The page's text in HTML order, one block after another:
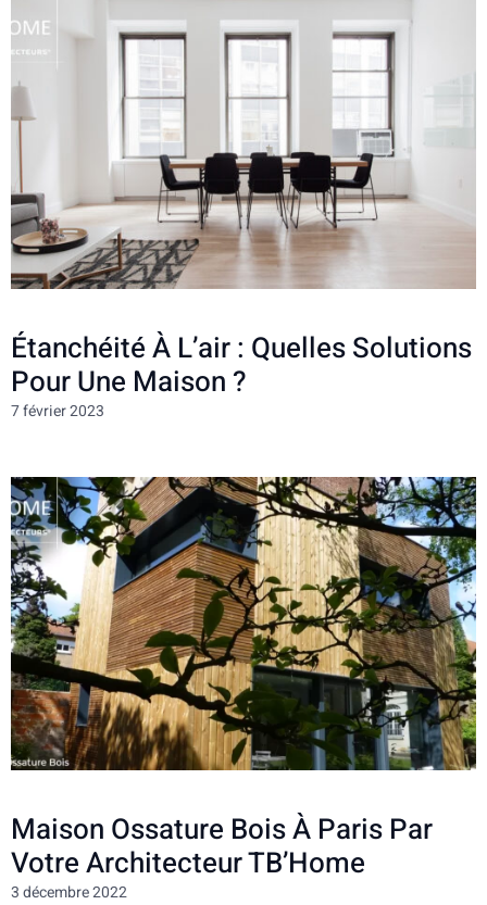
Étanchéité À L’air : Quelles Solutions
Pour Une Maison ?
7 février 2023
Maison Ossature Bois À Paris Par
Votre Architecteur TB’Home
3 décembre 2022